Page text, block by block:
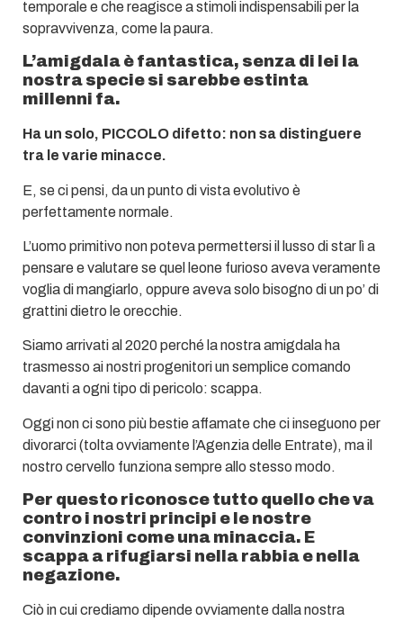
temporale e che reagisce a stimoli indispensabili per la
sopravvivenza, come la paura.
L’amigdala è fantastica, senza di lei la
nostra specie si sarebbe estinta
millenni fa.
Ha un solo, PICCOLO difetto: non sa distinguere
tra le varie minacce.
E, se ci pensi, da un punto di vista evolutivo è
perfettamente normale.
L’uomo primitivo non poteva permettersi il lusso di star lì a
pensare e valutare se quel leone furioso aveva veramente
voglia di mangiarlo, oppure aveva solo bisogno di un po’ di
grattini dietro le orecchie.
Siamo arrivati al 2020 perché la nostra amigdala ha
trasmesso ai nostri progenitori un semplice comando
davanti a ogni tipo di pericolo: scappa.
Oggi non ci sono più bestie affamate che ci inseguono per
divorarci (tolta ovviamente l’Agenzia delle Entrate), ma il
nostro cervello funziona sempre allo stesso modo.
Per questo riconosce tutto quello che va
contro i nostri principi e le nostre
convinzioni come una minaccia. E
scappa a rifugiarsi nella rabbia e nella
negazione.
Ciò in cui crediamo dipende ovviamente dalla nostra